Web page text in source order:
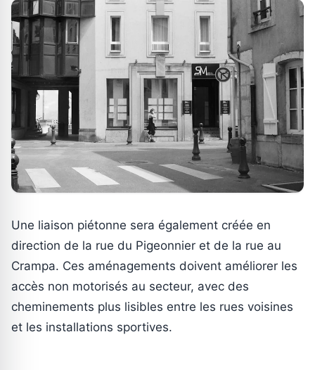
Une liaison piétonne sera également créée en
direction de la rue du Pigeonnier et de la rue au
Crampa. Ces aménagements doivent améliorer les
accès non motorisés au secteur, avec des
cheminements plus lisibles entre les rues voisines
et les installations sportives.